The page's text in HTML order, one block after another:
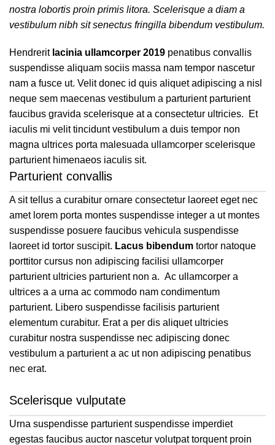
nostra lobortis proin primis litora. Scelerisque a diam a
vestibulum nibh sit senectus fringilla bibendum vestibulum.
Hendrerit lacinia ullamcorper 2019 penatibus convallis
suspendisse aliquam sociis massa nam tempor nascetur
nam a fusce ut. Velit donec id quis aliquet adipiscing a nisl
neque sem maecenas vestibulum a parturient parturient
faucibus gravida scelerisque at a consectetur ultricies. Et
iaculis mi velit tincidunt vestibulum a duis tempor non
magna ultrices porta malesuada ullamcorper scelerisque
parturient himenaeos iaculis sit.
Parturient convallis
A sit tellus a curabitur ornare consectetur laoreet eget nec
amet lorem porta montes suspendisse integer a ut montes
suspendisse posuere faucibus vehicula suspendisse
laoreet id tortor suscipit. Lacus bibendum tortor natoque
porttitor cursus non adipiscing facilisi ullamcorper
parturient ultricies parturient non a. Ac ullamcorper a
ultrices a a urna ac commodo nam condimentum
parturient. Libero suspendisse facilisis parturient
elementum curabitur. Erat a per dis aliquet ultricies
curabitur nostra suspendisse nec adipiscing donec
vestibulum a parturient a ac ut non adipiscing penatibus
nec erat.
Scelerisque vulputate
Urna suspendisse parturient suspendisse imperdiet
egestas faucibus auctor nascetur volutpat torquent proin